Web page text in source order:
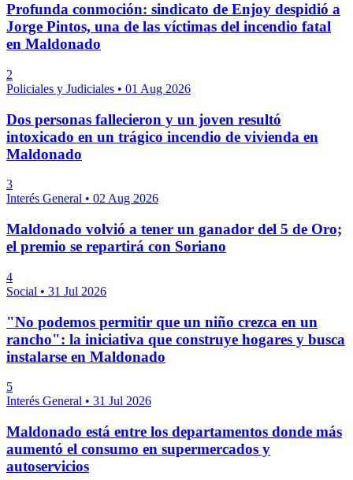
Profunda conmoción: sindicato de Enjoy despidió a
Jorge Pintos, una de las víctimas del incendio fatal
en Maldonado
2
Policiales y Judiciales • 01 Aug 2026
Dos personas fallecieron y un joven resultó
intoxicado en un trágico incendio de vivienda en
Maldonado
3
Interés General • 02 Aug 2026
Maldonado volvió a tener un ganador del 5 de Oro;
el premio se repartirá con Soriano
4
Social • 31 Jul 2026
"No podemos permitir que un niño crezca en un
rancho": la iniciativa que construye hogares y busca
instalarse en Maldonado
5
Interés General • 31 Jul 2026
Maldonado está entre los departamentos donde más
aumentó el consumo en supermercados y
autoservicios